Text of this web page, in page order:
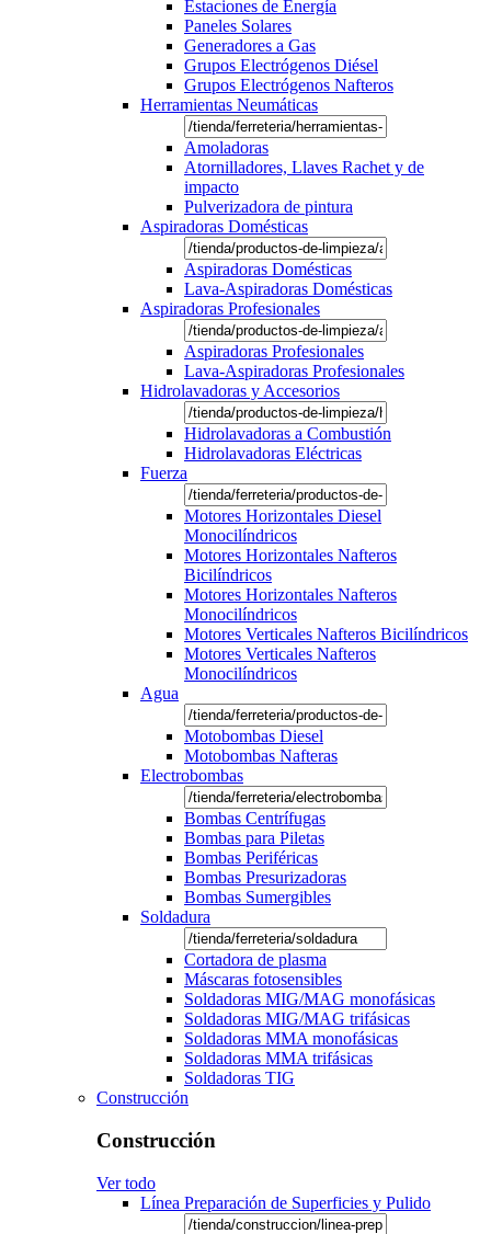
Estaciones de Energía
Paneles Solares
Generadores a Gas
Grupos Electrógenos Diésel
Grupos Electrógenos Nafteros
Herramientas Neumáticas
Amoladoras
Atornilladores, Llaves Rachet y de
impacto
Pulverizadora de pintura
Aspiradoras Domésticas
Aspiradoras Domésticas
Lava-Aspiradoras Domésticas
Aspiradoras Profesionales
Aspiradoras Profesionales
Lava-Aspiradoras Profesionales
Hidrolavadoras y Accesorios
Hidrolavadoras a Combustión
Hidrolavadoras Eléctricas
Fuerza
Motores Horizontales Diesel
Monocilíndricos
Motores Horizontales Nafteros
Bicilíndricos
Motores Horizontales Nafteros
Monocilíndricos
Motores Verticales Nafteros Bicilíndricos
Motores Verticales Nafteros
Monocilíndricos
Agua
Motobombas Diesel
Motobombas Nafteras
Electrobombas
Bombas Centrífugas
Bombas para Piletas
Bombas Periféricas
Bombas Presurizadoras
Bombas Sumergibles
Soldadura
Cortadora de plasma
Máscaras fotosensibles
Soldadoras MIG/MAG monofásicas
Soldadoras MIG/MAG trifásicas
Soldadoras MMA monofásicas
Soldadoras MMA trifásicas
Soldadoras TIG
Construcción
Construcción
Ver todo
Línea Preparación de Superficies y Pulido